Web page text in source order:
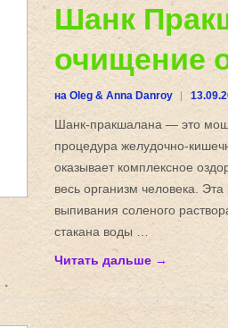
Шанк
очищение
на Oleg & Anna Danroy
Шанк-пракшалана — это
процедура желудочно-
оказывает комплексное
весь организм человека.
выпивания соленого
стакана воды …
Читать дальше →